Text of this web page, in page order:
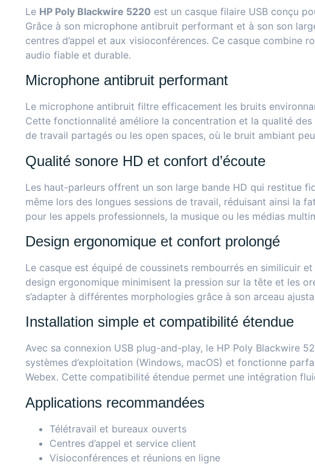
Le HP Poly Blackwire 5220 est un casque filaire USB conçu
Grâce à son microphone antibruit performant et à son son
centres d’appel et aux visioconférences. Ce casque combine
audio fiable et durable.
Microphone antibruit performant
Le microphone antibruit filtre efficacement les bruits
Cette fonctionnalité améliore la concentration et la qualité
de travail partagés ou les open spaces, où le bruit ambiant
Qualité sonore HD et confort d’écoute
Les haut-parleurs offrent un son large bande HD qui restitue
même lors des longues sessions de travail, réduisant ainsi la
pour les appels professionnels, la musique ou les médias
Design ergonomique et confort prolongé
Le casque est équipé de coussinets rembourrés en similicuir
design ergonomique minimisent la pression sur la tête et les
s’adapter à différentes morphologies grâce à son arceau
Installation simple et compatibilité étendue
Avec sa connexion USB plug-and-play, le HP Poly Blackwire
systèmes d’exploitation (Windows, macOS) et fonctionne
Webex. Cette compatibilité étendue permet une intégration
Applications recommandées
Télétravail et bureaux ouverts
Centres d’appel et service client
Visioconférences et réunions en ligne